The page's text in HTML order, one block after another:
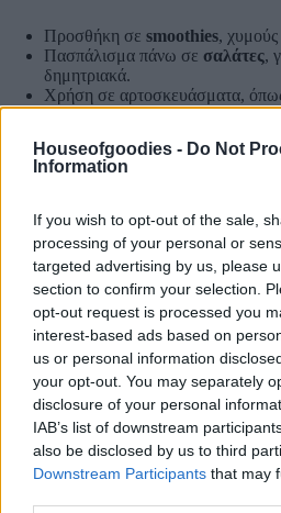
Houseofgoodies - Do Not
Information
If you wish to opt-out of the sale,
processing of your personal or
targeted advertising by us, please
section to confirm your selection.
opt-out request is processed you
interest-based ads based on
us or personal information
your opt-out. You may separately
disclosure of your personal
IAB’s list of downstream
also be disclosed by us to third
Downstream Participants that may
Προσθήκη σε smoothies, χυμούς
Πασπάλισμα πάνω σε σαλάτες,
δημητριακά.
Χρήση σε αρτοσκευάσματα,
Ως συστατικό σε σπιτικές
Μπορούν επίσης να
χρησιμοποιηθούν για την
Προσθήκη
ΚΩΔΙΚΌΣ ΠΡΟΪΌΝΤΟΣ:0.10642
ΚΑΤΗΓΟΡΊΕΣ:SUPERFOODS,ΒΟΤΑΝΑ
ΠΡΟΙΟΝΤΑ,ΕΛΛΗΝΙΚΑ & ΔΙΕΘΝΗ
ΜΠΑΚΑΛΙΚΟ &
ΜΠΑΧΑΡΙΚΑ & ΒΟΤΑΝΑ